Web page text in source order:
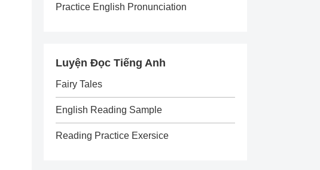
Practice English Pronunciation
Luyện Đọc Tiếng Anh
Fairy Tales
English Reading Sample
Reading Practice Exersice